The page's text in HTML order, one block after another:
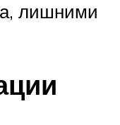
лишними